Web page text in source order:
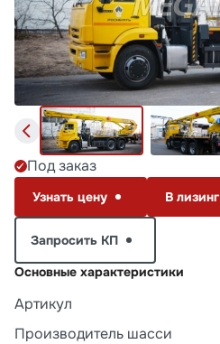
Под заказ
Узнать цену В лизинг
Запросить КП
Основные характеристики
Артикул
Производитель шасси